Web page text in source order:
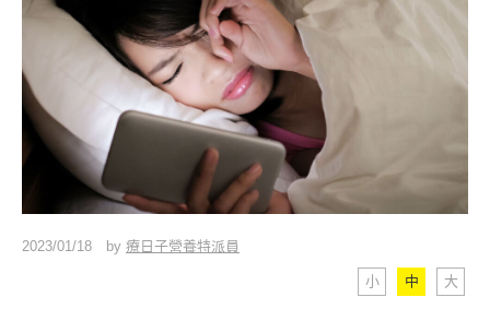
2023/01/18 by 療日子營養特派員
小 中 大